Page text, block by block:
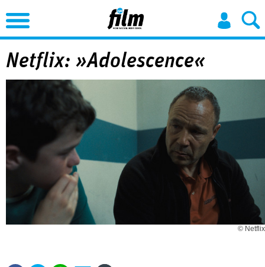
Jump to Navigation
Netflix: »Adolescence«
© Netflix